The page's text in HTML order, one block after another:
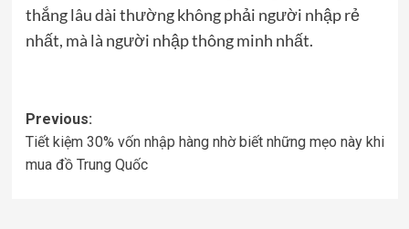
thắng lâu dài thường không phải người nhập rẻ
nhất, mà là người nhập thông minh nhất.
Post
navigation
Previous:
Tiết kiệm 30% vốn nhập hàng nhờ biết những mẹo này khi
mua đồ Trung Quốc